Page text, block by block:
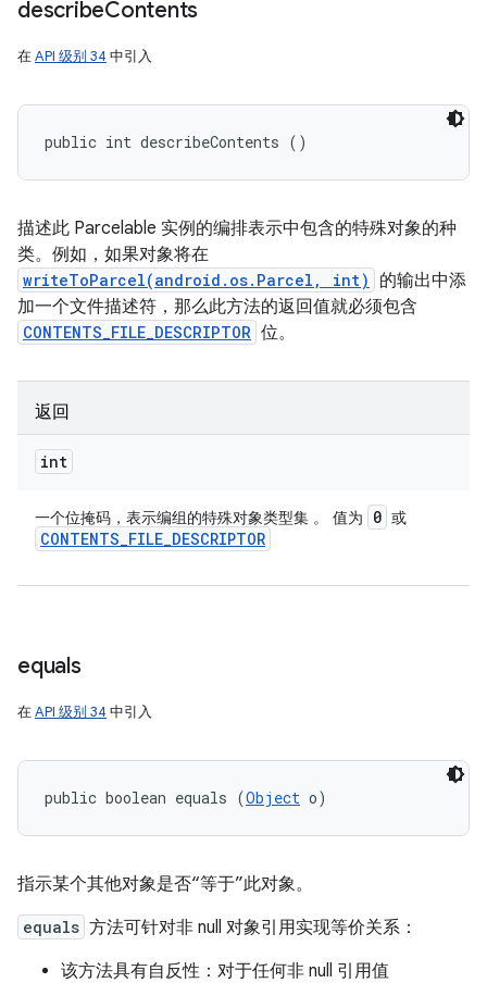
describeContents
在API 级别 34 中引入
public int describeContents ()
描述此 Parcelable 实例的编排表示中包含的特殊对象的种
类。例如，如果对象将在
writeToParcel(android.os.Parcel, int)
的输出中添
加一个文件描述符，那么此方法的返回值就必须包含
CONTENTS_FILE_DESCRIPTOR 位。
返回
int
一个位掩码，表示编组的特殊对象类型集 。 值为 0 或
CONTENTS_FILE_DESCRIPTOR
equals
在API 级别 34 中引入
public boolean equals (Object o)
指示某个其他对象是否“等于”此对象。
equals 方法可针对非 null 对象引用实现等价关系：
该方法具有自反性：对于任何非 null 引用值